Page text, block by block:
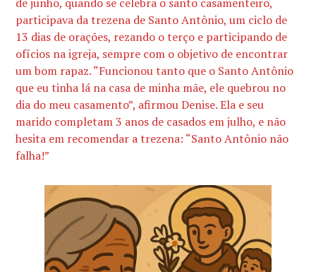
participava da trezena de Santo Antônio, um ciclo de
13 dias de orações, rezando o terço e participando de
ofícios na igreja, sempre com o objetivo de encontrar
um bom rapaz. “Funcionou tanto que o Santo Antônio
que eu tinha lá na casa de minha mãe, ele quebrou no
dia do meu casamento”, afirmou Denise. Ela e seu
marido completam 3 anos de casados em julho, e não
hesita em recomendar a trezena: “Santo Antônio não
falha!”